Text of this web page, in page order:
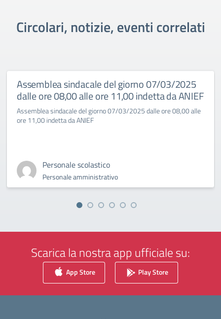
Circolari, notizie, eventi correlati
Assemblea sindacale del giorno 07/03/2025
dalle ore 08,00 alle ore 11,00 indetta da ANIEF
Assemblea sindacale del giorno 07/03/2025 dalle ore 08,00 alle
ore 11,00 indetta da ANIEF
Personale scolastico
Personale amministrativo
Scarica la nostra app ufficiale su:
App Store Play Store